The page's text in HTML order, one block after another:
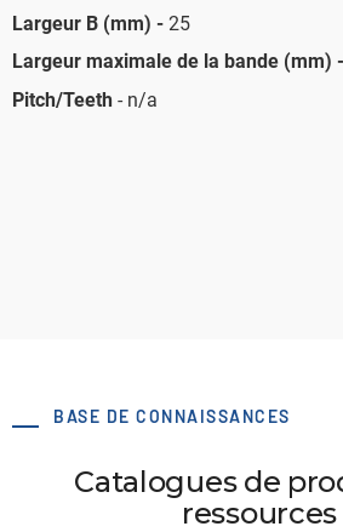
Largeur B (mm) - 25
Largeur maximale de la bande (mm) -
Pitch/Teeth - n/a
BASE DE CONNAISSANCES
Catalogues de
ressources